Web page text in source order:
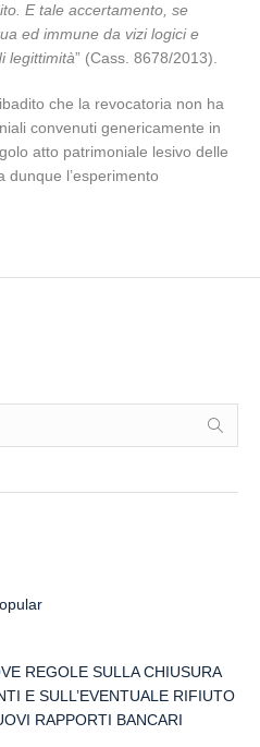
E tale accertamento, se
ed immune da vizi logici e
legittimità” (Cass. 8678/2013).
che la revocatoria non ha
convenuti genericamente in
atto patrimoniale lesivo delle
dunque l’esperimento
REGOLE SULLA CHIUSURA
E SULL’EVENTUALE RIFIUTO
RAPPORTI BANCARI